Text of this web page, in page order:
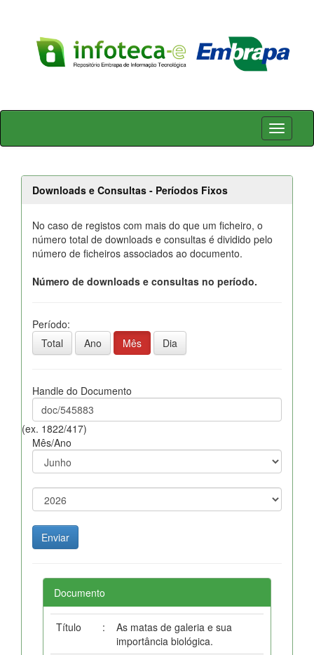
Skip
Downloads e Consultas - Períodos Fixos
No caso de registos com mais do que um ficheiro, o
número total de downloads e consultas é dividido pelo
número de ficheiros associados ao documento.
Número de downloads e consultas no período.
Período:
Total
Ano Mês Dia
Handle do Documento
(ex. 1822/417)
Mês/Ano
Documento
Título :
As matas de galeria e sua
importância biológica.